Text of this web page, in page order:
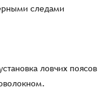
следами
ловчих поясов